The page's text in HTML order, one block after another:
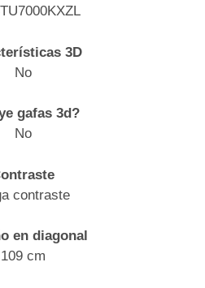
3D
No
gafas 3d?
No
contraste
en diagonal
109 cm